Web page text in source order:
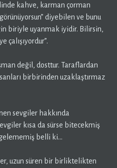
kahve, karman çorman
diyebilen ve bunu
biriyle uyanmak iyidir. Bilirsin,
çalışıyordur”.
değil, dosttur. Taraflardan
birbirinden uzaklaştırmaz
sevgiler hakkında
kısa da sürse bitecekmiş
belli ki…
uzun süren bir birliktelikten